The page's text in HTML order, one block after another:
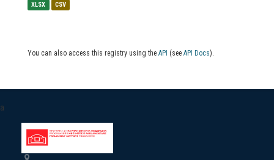
XLSX CSV
You can also access this registry using the API (see API Docs).
a